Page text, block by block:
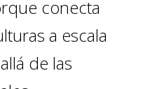
conecta
a escala
de las